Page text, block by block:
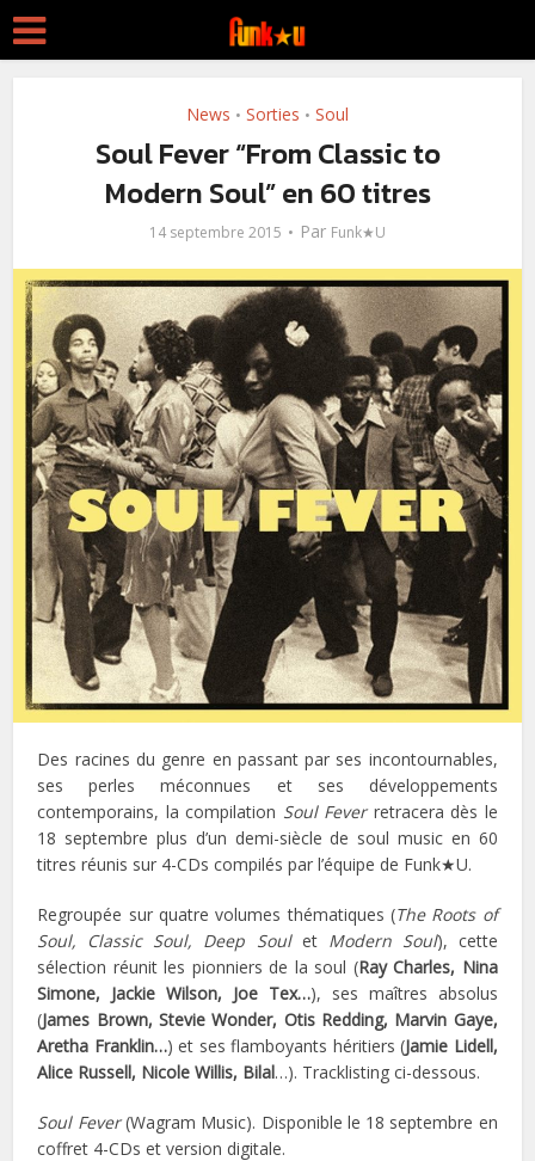
News • Sorties • Soul
Soul Fever “From Classic to
Modern Soul” en 60 titres
14 septembre 2015 Par Funk★U
Des racines du genre en passant par ses incontournables,
ses perles méconnues et ses développements
contemporains, la compilation Soul Feverretracera dès le
18 septembre plus d’un demi-siècle de soul music en 60
titres réunis sur 4-CDs compilés par l’équipe de Funk★U.
Regroupée sur quatre volumes thématiques (The Roots of
Soul, Classic Soul, Deep Soulet Modern Soul), cette
sélection réunit les pionniers de la soul (Ray Charles, Nina
Simone, Jackie Wilson, Joe Tex…), ses maîtres absolus
(James Brown, Stevie Wonder, Otis Redding, Marvin Gaye,
Aretha Franklin…) et ses flamboyants héritiers (Jamie Lidell,
Alice Russell, Nicole Willis, Bilal…). Tracklisting ci-dessous.
Soul Fever(Wagram Music). Disponible le 18 septembre en
coffret 4-CDs et version digitale.